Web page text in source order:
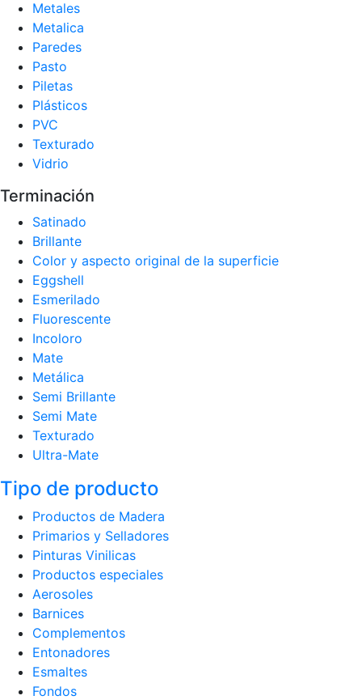
Metales
Metalica
Paredes
Pasto
Piletas
Plásticos
PVC
Texturado
Vidrio
Terminación
Satinado
Brillante
Color y aspecto original de la superficie
Eggshell
Esmerilado
Fluorescente
Incoloro
Mate
Metálica
Semi Brillante
Semi Mate
Texturado
Ultra-Mate
Tipo de producto
Productos de Madera
Primarios y Selladores
Pinturas Vinilicas
Productos especiales
Aerosoles
Barnices
Complementos
Entonadores
Esmaltes
Fondos